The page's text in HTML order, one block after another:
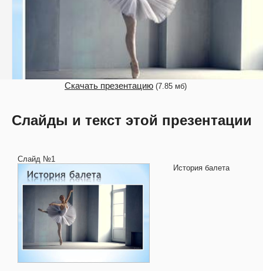
Скачать презентацию (7.85 мб)
Слайды и текст этой презентации
Слайд №1
История балета